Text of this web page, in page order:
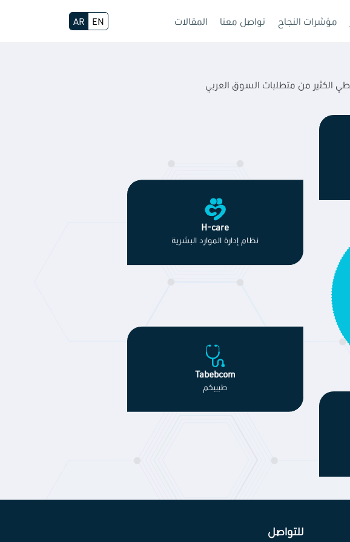
مؤشرات النجاح تواصل معنا المقالات EN
AR
الكثير من متطلبات السوق العربي
H-care
نظام إدارة الموارد البشرية
Tabebcom
طبيبكم
للتواصل